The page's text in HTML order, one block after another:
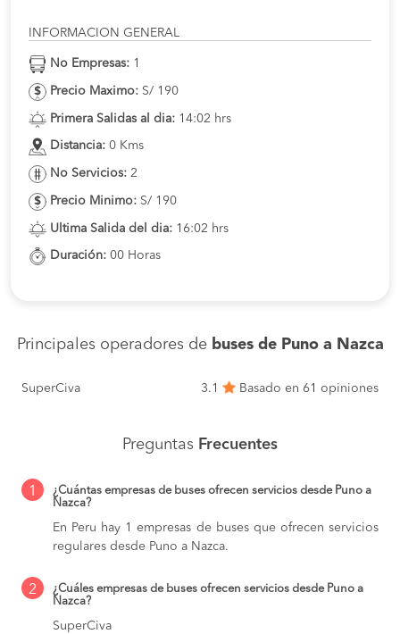
INFORMACION GENERAL
No Empresas: 1
Precio Maximo: S/ 190
Primera Salidas al dia: 14:02 hrs
Distancia: 0 Kms
No Servicios: 2
Precio Minimo: S/ 190
Ultima Salida del dia: 16:02 hrs
Duración: 00 Horas
Principales operadores de buses de Puno a Nazca
SuperCiva 3.1 Basado en 61 opiniones
Preguntas Frecuentes
1
¿Cuántas empresas de buses ofrecen servicios desde Puno a
Nazca?
En Peru hay 1 empresas de buses que ofrecen servicios
regulares desde Puno a Nazca.
2
¿Cuáles empresas de buses ofrecen servicios desde Puno a
Nazca?
SuperCiva